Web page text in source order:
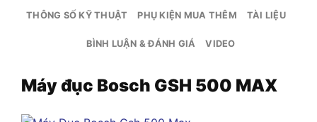
THÔNG SỐ KỸ THUẬT PHỤ KIỆN MUA THÊM TÀI LIỆU
BÌNH LUẬN & ĐÁNH GIÁ VIDEO
Máy đục Bosch GSH 500 MAX